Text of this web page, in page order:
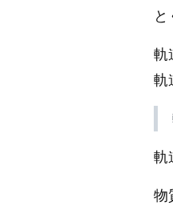
と
軌
軌
軌
物